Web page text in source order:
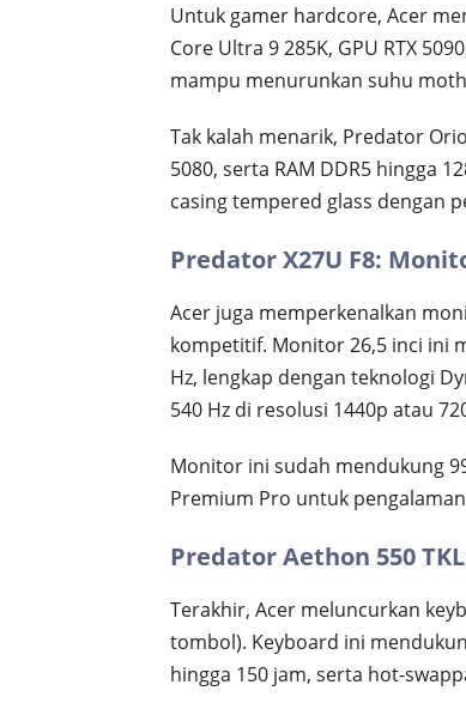
Untuk gamer hardcore, Acer
Core Ultra 9 285K, GPU RTX
mampu menurunkan suhu
Tak kalah menarik, Predator
5080, serta RAM DDR5 hingga
casing tempered glass dengan
Predator X27U F8:
Acer juga memperkenalkan
kompetitif. Monitor 26,5 inci ini
Hz, lengkap dengan teknologi
540 Hz di resolusi 1440p atau
Monitor ini sudah mendukung
Premium Pro untuk
Predator Aethon 550
Terakhir, Acer meluncurkan
tombol). Keyboard ini
hingga 150 jam, serta hot-